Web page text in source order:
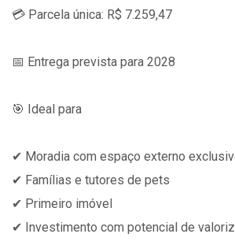
💳 Parcela única: R$ 7.259,47
📅 Entrega prevista para 2028
🎯 Ideal para
✔ Moradia com espaço externo
✔ Famílias e tutores de pets
✔ Primeiro imóvel
✔ Investimento com potencial de